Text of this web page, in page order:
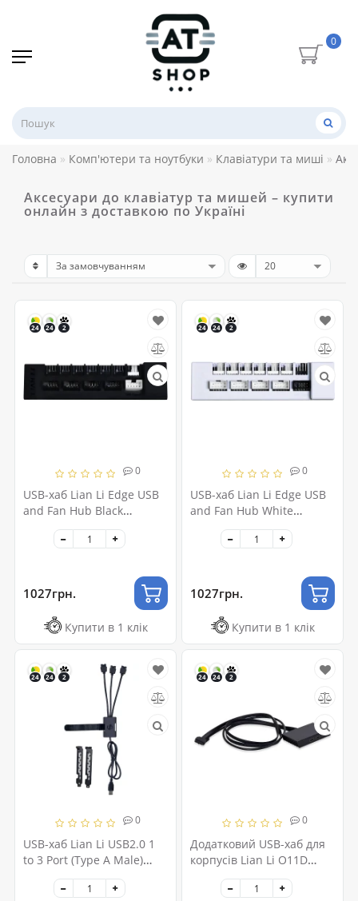
0
Головна Комп'ютери та ноутбуки Клавіатури та миші
Аксесуари до клавіатур та мишей – купити
онлайн з доставкою по Україні
24 24 2
0
USB-хаб Lian Li Edge USB
and Fan Hub Black
(G8P.EG-HUB01B.00)
1027грн.
Купити в 1 клік
24 24 2
0
USB-хаб Lian Li Edge USB
and Fan Hub White
(G8P.EG-HUB01W.00)
1027грн.
Купити в 1 клік
24 24 2
0
USB-хаб Lian Li USB2.0 1
to 3 Port (Type A Male)
HUB, Black (G89.PW-
U2TPAB.00)
24 24 2
0
Додатковий USB-хаб для
корпусів Lian Li O11D
EVO(Additional IO Kit),
Black (G89.O11DE-3X.00)